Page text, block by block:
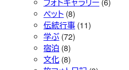
ペット (8)
伝統行事 (11)
学ぶ (72)
宿泊 (8)
文化 (8)